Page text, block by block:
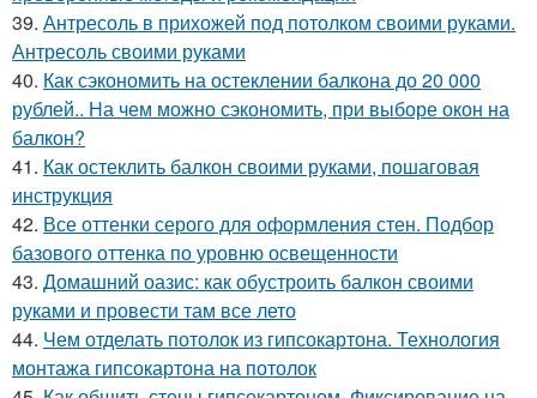
39. Антресоль в прихожей под потолком своими руками.
Антресоль своими руками
40. Как сэкономить на остеклении балкона до 20 000
рублей.. На чем можно сэкономить, при выборе окон на
балкон?
41. Как остеклить балкон своими руками, пошаговая
инструкция
42. Все оттенки серого для оформления стен. Подбор
базового оттенка по уровню освещенности
43. Домашний оазис: как обустроить балкон своими
руками и провести там все лето
44. Чем отделать потолок из гипсокартона. Технология
монтажа гипсокартона на потолок